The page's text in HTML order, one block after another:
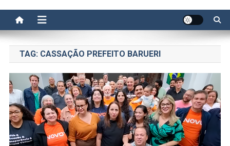
TAG: CASSAÇÃO PREFEITO BARUERI